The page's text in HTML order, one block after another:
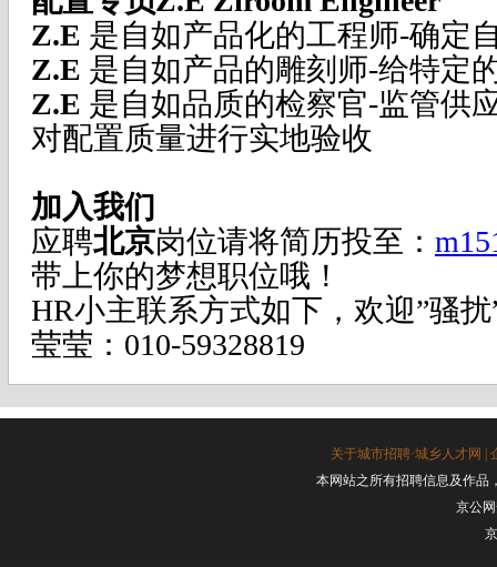
Z.E 是自如产品化的工程师-确定
Z.E 是自如产品的雕刻师-给特定
Z.E 是自如品质的检察官-监管供
对配置质量进行实地验收
加入我们
应聘北京岗位请将简历投至：
带上你的梦想职位哦！
HR小主联系方式如下，欢迎”骚扰
莹莹： 010-59328819
关于城市招聘·城乡人才网
本网站之所有招聘信息及作品
京公网